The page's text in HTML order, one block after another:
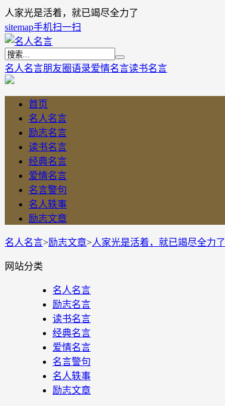
人家光是活着，就已竭尽全力了
sitemap手机扫一扫
名人名言朋友圈语录爱情名言读书名言
首页
名人名言
励志名言
读书名言
经典名言
爱情名言
名言警句
名人轶事
励志文章
名人名言>励志文章>人家光是活着，就已竭尽全力了
网站分类
名人名言
励志名言
读书名言
经典名言
爱情名言
名言警句
名人轶事
励志文章